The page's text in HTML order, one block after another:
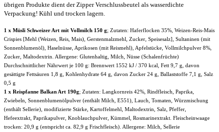
übrigen Produkte dient der Zipper Verschlussbeutel als wasserdichte
Verpackung! Kühl und trocken lagern.
1 x Müsli Schweizer Art mit Vollmilch 150 g; Zutaten: Haferflocken 35%, Weizen-Reis-Mais
Crispies [Mehl (Weizen, Reis, Mais), Gerstenmalzmehl, Zucker, Speisesalz], Sultaninen (mit
Sonnenblumenöl), Haselnüsse, Aprikosen (mit Reismehl), Apfelstücke, Vollmilchpulver 8%,
Zucker, Maltodextrin. Allergene: Glutenhaltig, Milch, Nüsse (Schalenfrüchte)
Durchschnittlicher Nährwert je 100 g: Brennwert 1552 kJ / 370 kcal, Fett 9,7 g, davon
gesättigte Fettsäuren 1,8 g, Kohlenhydrate 64 g, davon Zucker 24 g, Ballaststoffe 7,1 g, Salz
0,5 g
1 x Reispfanne Balkan Art 190g; Zutaten: Langkornreis 42%, Rindfleisch, Paprika,
Zwiebeln, Sonnenblumenölpulver (enthält Milch, E551), Lauch, Tomaten, Würzmischung
(enthält Sellerie), modifizierte Stärke, Kartoffelmehl, Maltodextrin, Salz, Pfeffer,
Hefeextrakt, Paprikapulver, Knoblauchpulver, Kümmel, Rosmarinextrakt. Fleischeinwaage
trocken: 20,9 g (entspricht ca. 82,9 g Frischfleisch). Allergene: Milch, Sellerie